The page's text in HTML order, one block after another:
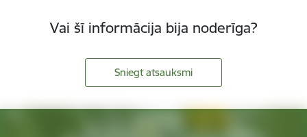
Vai šī informācija bija noderīga?
Sniegt atsauksmi